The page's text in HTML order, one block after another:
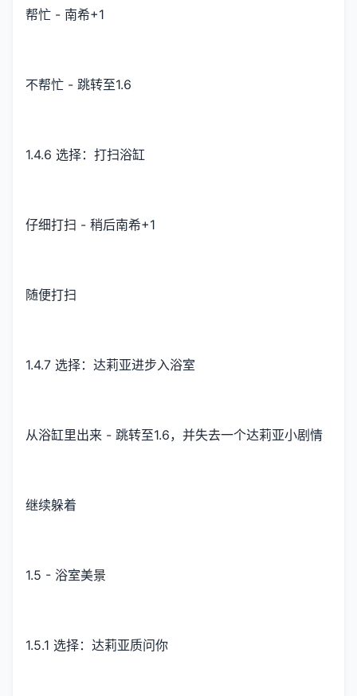
帮忙 - 南希+1
不帮忙 - 跳转至1.6
1.4.6 选择：打扫浴缸
仔细打扫 - 稍后南希+1
随便打扫
1.4.7 选择：达莉亚进步入浴室
从浴缸里出来 - 跳转至1.6，并失去一个达莉亚小剧情
继续躲着
1.5 - 浴室美景
1.5.1 选择：达莉亚质问你